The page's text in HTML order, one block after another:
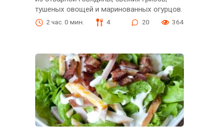
тушеных овощей и маринованных огурцов.
2 час. 0 мин. 4 20 364